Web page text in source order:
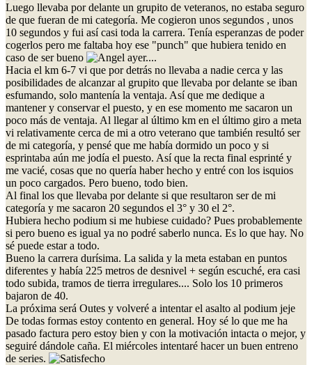
Luego llevaba por delante un grupito de veteranos, no estaba seguro
de que fueran de mi categoría. Me cogieron unos segundos , unos
10 segundos y fui así casi toda la carrera. Tenía esperanzas de poder
cogerlos pero me faltaba hoy ese "punch" que hubiera tenido en
caso de ser bueno
ayer....
Hacia el km 6-7 vi que por detrás no llevaba a nadie cerca y las
posibilidades de alcanzar al grupito que llevaba por delante se iban
esfumando, solo mantenía la ventaja. Así que me dedique a
mantener y conservar el puesto, y en ese momento me sacaron un
poco más de ventaja. Al llegar al último km en el último giro a meta
vi relativamente cerca de mi a otro veterano que también resultó ser
de mi categoría, y pensé que me había dormido un poco y si
esprintaba aún me jodía el puesto. Así que la recta final esprinté y
me vacié, cosas que no quería haber hecho y entré con los isquios
un poco cargados. Pero bueno, todo bien.
Al final los que llevaba por delante si que resultaron ser de mi
categoría y me sacaron 20 segundos el 3° y 30 el 2°.
Hubiera hecho podium si me hubiese cuidado? Pues probablemente
si pero bueno es igual ya no podré saberlo nunca. Es lo que hay. No
sé puede estar a todo.
Bueno la carrera durísima. La salida y la meta estaban en puntos
diferentes y había 225 metros de desnivel + según escuché, era casi
todo subida, tramos de tierra irregulares.... Solo los 10 primeros
bajaron de 40.
La próxima será Outes y volveré a intentar el asalto al podium jeje
De todas formas estoy contento en general. Hoy sé lo que me ha
pasado factura pero estoy bien y con la motivación intacta o mejor, y
seguiré dándole caña. El miércoles intentaré hacer un buen entreno
de series.